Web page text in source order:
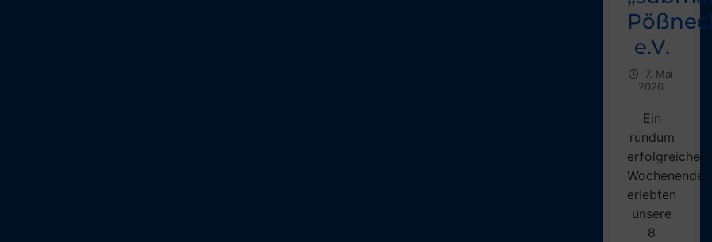
e.V.
7. Mai
2026
Ein
rundum
erfolgreiches
Wochenende
erlebten
unsere
8